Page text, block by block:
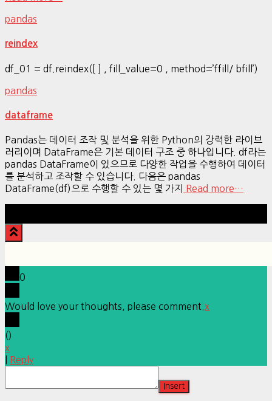
pandas
reindex
df_01 = df.reindex([ ] , fill_value=0 , method=’ffill/ bfill’)
pandas
dataframe
Pandas는 데이터 조작 및 분석을 위한 Python의 강력한 라이브
러리이며 DataFrame은 기본 데이터 구조 중 하나입니다. df라는
pandas DataFrame이 있으므로 다양한 작업을 수행하여 데이터
를 분석하고 조작할 수 있습니다. 다음은 pandas
DataFrame(df)으로 수행할 수 있는 몇 가지
Read more…
0
Would love your thoughts, please comment. x
()
x
Reply
Insert